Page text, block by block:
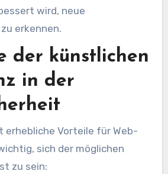
wird, neue
erkennen.
der künstlichen
in der
erhebliche Vorteile für Web-
sich der möglichen
zu sein: